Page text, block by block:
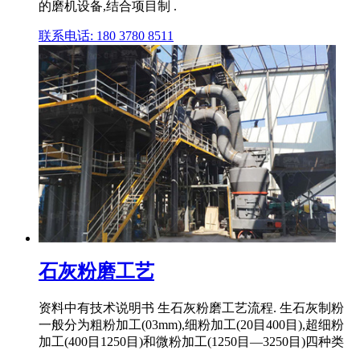
的磨机设备,结合项目制 .
联系电话: 180 3780 8511
石灰粉磨工艺
资料中有技术说明书 生石灰粉磨工艺流程. 生石灰制粉
一般分为粗粉加工(03mm),细粉加工(20目400目),超细粉
加工(400目1250目)和微粉加工(1250目—3250目)四种类